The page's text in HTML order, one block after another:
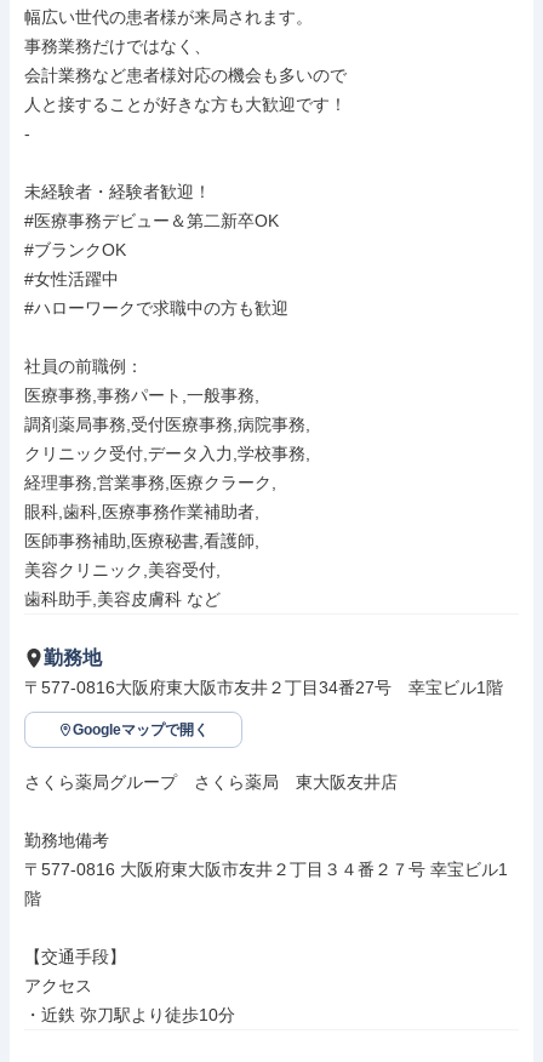
幅広い世代の患者様が来局されます。
事務業務だけではなく、
会計業務など患者様対応の機会も多いので
人と接することが好きな方も大歓迎です！
-
未経験者・経験者歓迎！
#医療事務デビュー＆第二新卒OK
#ブランクOK
#女性活躍中
#ハローワークで求職中の方も歓迎
社員の前職例：
医療事務,事務パート,一般事務,
調剤薬局事務,受付医療事務,病院事務,
クリニック受付,データ入力,学校事務,
経理事務,営業事務,医療クラーク,
眼科,歯科,医療事務作業補助者,
医師事務補助,医療秘書,看護師,
美容クリニック,美容受付,
歯科助手,美容皮膚科 など
勤務地
〒577-0816大阪府東大阪市友井２丁目34番27号　幸宝ビル1階
Googleマップで開く
さくら薬局グループ　さくら薬局　東大阪友井店
勤務地備考
〒577-0816 大阪府東大阪市友井２丁目３４番２７号 幸宝ビル1
階
【交通手段】
アクセス
・近鉄 弥刀駅より徒歩10分